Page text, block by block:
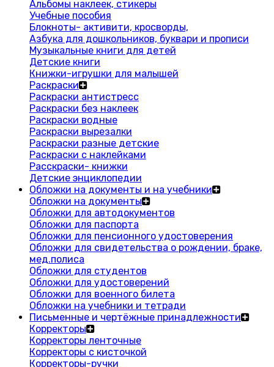
Альбомы наклеек, стикеры
Учебные пособия
Блокноты- активити, кросворды,
Азбука для дошкольников, буквари и прописи
Музыкальные книги для детей
Детские книги
Книжки-игрушки для малышей
Раскраски
Раскраски антистресс
Раскраски без наклеек
Раскраски водные
Раскраски вырезалки
Раскраски разные детские
Раскраски с наклейками
Расскраски- книжки
Детские энциклопедии
Обложки на документы и на учебники
Обложки на документы
Обложки для автодокументов
Обложки для паспорта
Обложки для пенсионного удостоверения
Обложки для свидетельства о рождении, браке,
мед.полиса
Обложки для студентов
Обложки для удостоверений
Обложки для военного билета
Обложки на учебники и тетради
Письменные и чертёжные принадлежности
Корректоры
Корректоры ленточные
Корректоры с кисточкой
Корректоры-ручки